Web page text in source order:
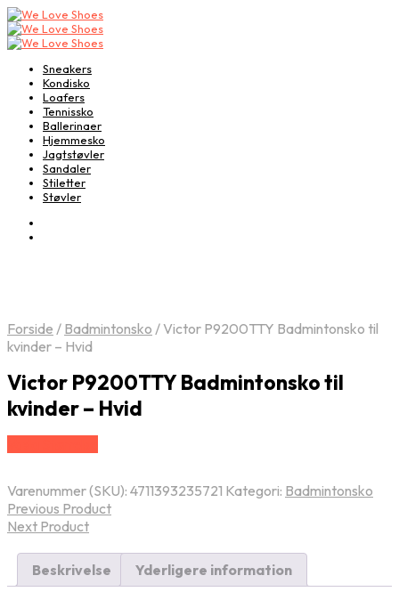
Sneakers
Kondisko
Loafers
Tennissko
Ballerinaer
Hjemmesko
Jagtstøvler
Sandaler
Stiletter
Støvler
Forside / Badmintonsko /Victor P9200TTY Badmintonsko til
kvinder – Hvid
Victor P9200TTY Badmintonsko til
kvinder – Hvid
Varenummer (SKU): 4711393235721 Kategori: Badmintonsko
Previous Product
Next Product
Beskrivelse Yderligere information